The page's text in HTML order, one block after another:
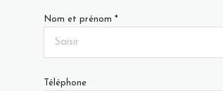
Nom et prénom *
Téléphone